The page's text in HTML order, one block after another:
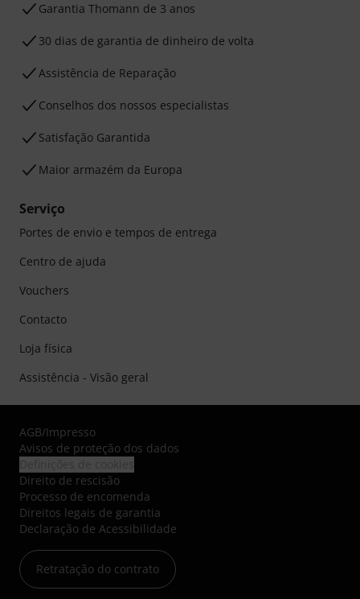
Garantia Thomann de 3 anos
30 dias de garantia de dinheiro de volta
Assistência de Reparação
Conselhos dos nossos especialistas
Satisfação Garantida
Maior armazém da Europa
Serviço
Portes de envio e tempos de entrega
Centro de ajuda
Vouchers
Contacto
Loja física
Assistência - Visão geral
AGB/Impresso
Avisos de proteção dos dados
Direito de rescisão
Processo de encomenda
Direitos legais de garantia
Declaração de Acessibilidade
Retratação do contrato